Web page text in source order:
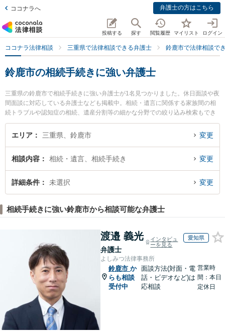
ココナラへ 弁護士の方はこちら
投稿する 探す 閲覧履歴 マイリスト ログイン
ココナラ法律相談 三重県で法律相談できる弁護士 鈴鹿市で法律相談で
鈴鹿市の相続手続きに強い弁護士
三重県の鈴鹿市で相続手続きに強い弁護士が1名見つかりました。休日面談や夜
間面談に対応している弁護士なども掲載中。相続・遺言に関係する家族間の相
続トラブルや認知症の相続、遺産分割等の細かな分野での絞り込み検索もでき
便利です。特に川戸綜合法律事務所の川戸 雄介弁護士のプロフィール情報や弁
護士費用、強みなどが注目されています。『鈴鹿市で土日や夜間に発生した相
法律相談できる鈴鹿市内の弁護士に相談予約したい』などでお困りの相談者さ
んにおすすめです。
エリア 三重県、鈴鹿市 変更
相談内容 相続・遺言、相続手続き 変更
詳細条件 未選択 変更
相続手続きに強い鈴鹿市から相談可能な弁護士
渡邉 義光
弁護士
インタビュ
ーを見る
愛知県
よしみつ法律事務所
鈴鹿市 か
らも相談
受付中
面談方法(対面・電
話・ビデオなど)は
応相談
営業時
間：本日
定休日